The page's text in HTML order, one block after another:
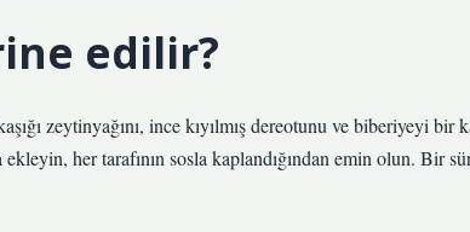
edilir?
zeytinyağını, ince kıyılmış dereotunu ve biberiyeyi bir
her tarafının sosla kaplandığından emin olun. Bir